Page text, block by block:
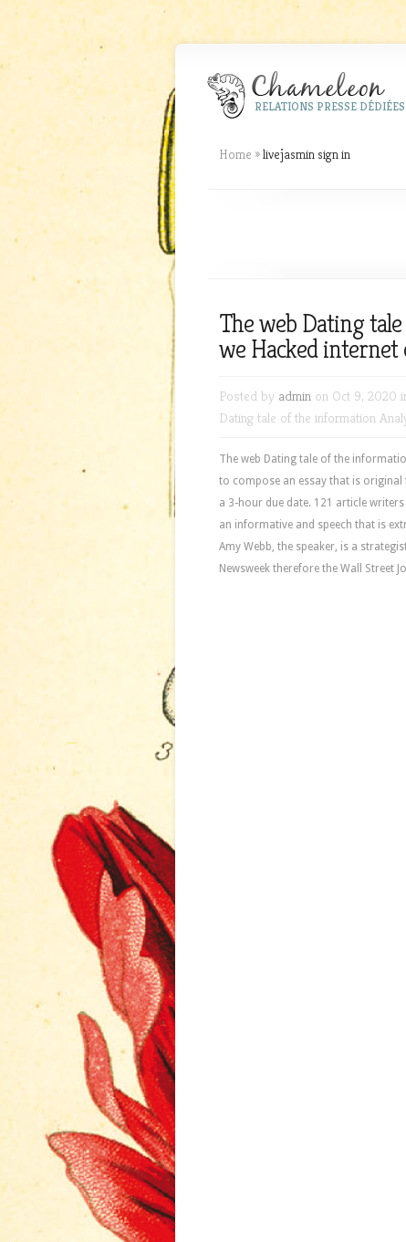
RELATIONS PRESSE
Home »livejasmin sign in
The web Dating
we Hacked internet
Posted by admin on Oct 9, 2020
Dating tale of the information
The web Dating tale of the
to compose an essay that is original
a 3-hour due date. 121 article
an informative and speech that is
Amy Webb, the speaker, is a
Newsweek therefore the Wall Street